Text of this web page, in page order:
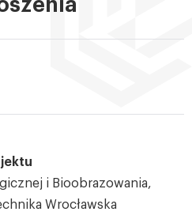
i Bioobrazowania,
Wrocławska